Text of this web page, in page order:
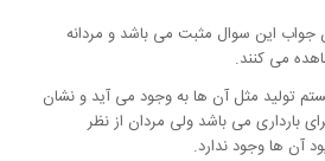
جواب این سوال مثبت می باشد و مردانه
می کنند.
تولید مثل آن ها به وجود می آید و نشان
بارداری می باشد ولی مردان از نظر
آن ها وجود ندارد.